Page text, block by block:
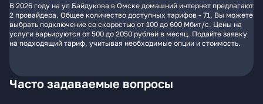
В 2026 году на ул Байдукова в Омске домашний интернет предлагают
2 провайдера. Общее количество доступных тарифов - 71. Вы можете
выбрать подключение со скоростью от 100 до 600 Мбит/с. Цены на
услуги варьируются от 500 до 2050 рублей в месяц. Подайте заявку
на подходящий тариф, учитывая необходимые опции и стоимость.
Часто задаваемые вопросы